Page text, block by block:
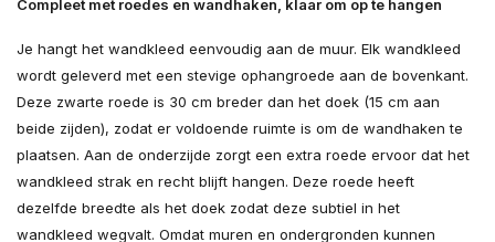
Compleet met roedes en wandhaken, klaar om op te hangen
Je hangt het wandkleed eenvoudig aan de muur. Elk wandkleed
wordt geleverd met een stevige ophangroede aan de bovenkant.
Deze zwarte roede is 30 cm breder dan het doek (15 cm aan
beide zijden), zodat er voldoende ruimte is om de wandhaken te
plaatsen. Aan de onderzijde zorgt een extra roede ervoor dat het
wandkleed strak en recht blijft hangen. Deze roede heeft
dezelfde breedte als het doek zodat deze subtiel in het
wandkleed wegvalt. Omdat muren en ondergronden kunnen